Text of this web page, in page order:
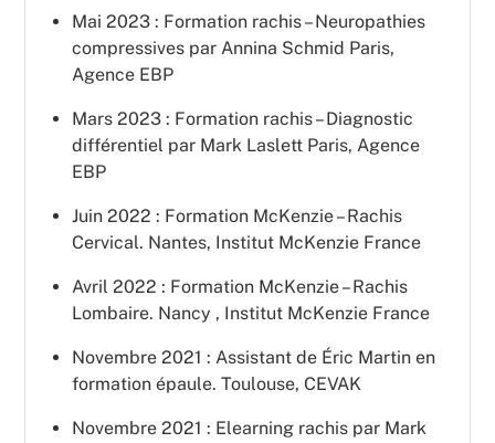
Mai 2023 : Formation rachis – Neuropathies
compressives par Annina Schmid Paris,
Agence EBP
Mars 2023 : Formation rachis – Diagnostic
différentiel par Mark Laslett Paris, Agence
EBP
Juin 2022 : Formation McKenzie – Rachis
Cervical. Nantes, Institut McKenzie France
Avril 2022 : Formation McKenzie – Rachis
Lombaire. Nancy , Institut McKenzie France
Novembre 2021 : Assistant de Éric Martin en
formation épaule. Toulouse, CEVAK
Novembre 2021 : Elearning rachis par Mark